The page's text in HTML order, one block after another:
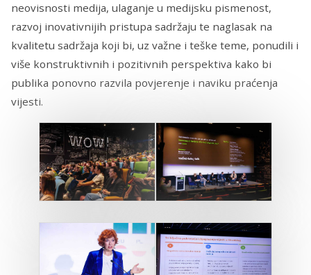
neovisnosti medija, ulaganje u medijsku pismenost,
razvoj inovativnijih pristupa sadržaju te naglasak na
kvalitetu sadržaja koji bi, uz važne i teške teme, ponudili i
više konstruktivnih i pozitivnih perspektiva kako bi
publika ponovno razvila povjerenje i naviku praćenja
vijesti.